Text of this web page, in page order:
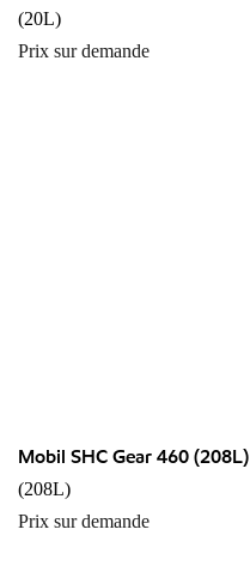
(20L)
Prix sur demande
Mobil SHC Gear 460 (208L)
(208L)
Prix sur demande